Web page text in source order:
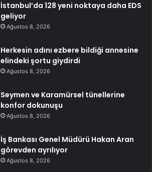
İstanbul’da 128 yeni noktaya daha EDS
geliyor
Ağustos 8, 2026
Herkesin adını ezbere bildiği annesine
elindeki şortu giydirdi
Ağustos 8, 2026
Seymen ve Karamürsel tünellerine
konfor dokunuşu
Ağustos 8, 2026
İş Bankası Genel Müdürü Hakan Aran
görevden ayrılıyor
Ağustos 8, 2026